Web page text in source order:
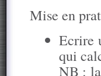
Mise en
Ecrire
qui
NB :